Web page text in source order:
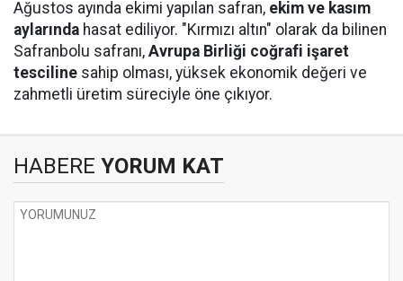
Ağustos ayında ekimi yapılan safran, ekim ve kasım
aylarında hasat ediliyor. "Kırmızı altın" olarak da bilinen
Safranbolu safranı, Avrupa Birliği coğrafi işaret
tesciline sahip olması, yüksek ekonomik değeri ve
zahmetli üretim süreciyle öne çıkıyor.
HABERE YORUM KAT